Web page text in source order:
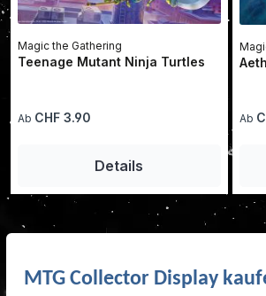
Magic the Gathering
Teenage Mutant Ninja Turtles
Regulärer Preis:
Ab CHF 3.90
Details
Ab
MTG Collector Display